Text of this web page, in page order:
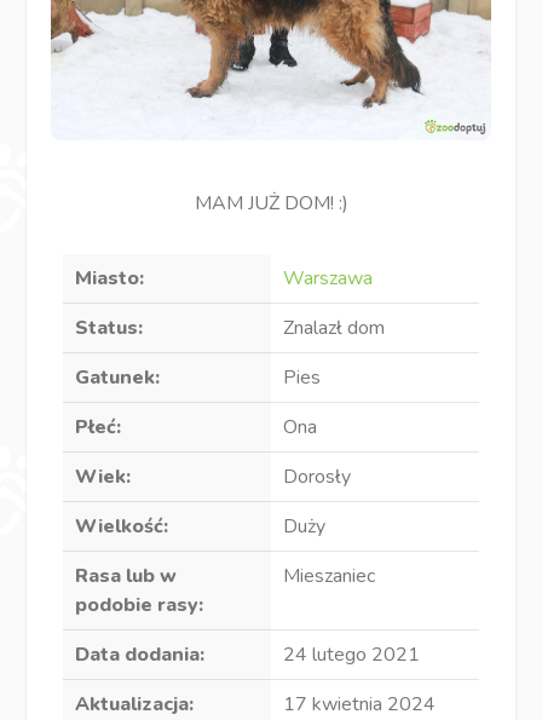
MAM JUŻ DOM! :)
Miasto:
Warszawa
Status:
Znalazł dom
Gatunek:
Pies
Płeć:
Ona
Wiek:
Dorosły
Wielkość:
Duży
Rasa lub w
podobie rasy:
Mieszaniec
Data dodania:
24 lutego 2021
Aktualizacja:
17 kwietnia 2024